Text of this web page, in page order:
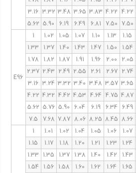
4.22
4.22
3.83
3.65
3.48
3.32
3.16
7.50
7.50
6.81
6.49
6.19
5.90
5.62
1.15
1.13
1.10
1.07
1.05
1.02
1
E96
1.54
1.50
1.47
1.43
1.40
1.37
1.33
2.05
2.00
1.96
1.91
1.87
1.82
1.78
2.74
2.67
2.61
2.55
2.49
2.43
2.37
3.65
3.57
3.48
3.40
3.32
3.24
3.16
4.87
4.75
4.64
4.53
4.42
4.32
4.22
6.49
6.34
6.19
6.04
5.90
5.76
5.62
8.66
8.45
8.25
8.06
7.87
7.68
7.5
1.07
1.06
1.05
1.04
1.02
1.01
1
1.24
1.23
1.21
1.20
1.18
1.17
1.15
1.43
1.42
1.40
1.38
1.37
1.35
1.33
1.65
1.64
1.62
1.60
1.58
1.56
1.54